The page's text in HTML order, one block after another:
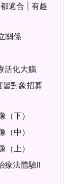
適合 | 有趣
關係
活化大腦
習對象招募
下）
中）
上）
療法體驗II